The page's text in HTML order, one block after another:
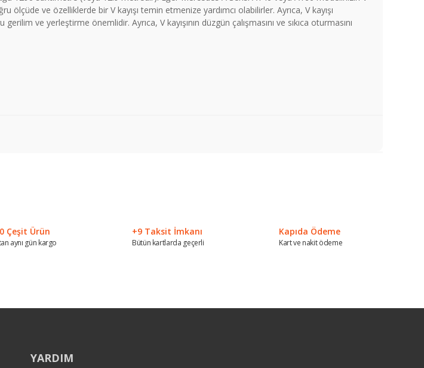
ve özelliklerde bir V kayışı temin etmenize yardımcı olabilirler. Ayrıca, V kayışı
ve yerleştirme önemlidir. Ayrıca, V kayışının düzgün çalışmasını ve sıkıca oturmasını
Gönder
Çeşit Ürün
aynı gün kargo
+9 Taksit İmkanı
Bütün kartlarda geçerli
Kapıda Ödeme
Kart ve nakit ödeme
YARDIM